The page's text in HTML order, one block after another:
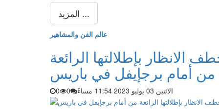
المزيد ...
عالم الفن والمشاهير
الانظار بإطلالتها الرائعة
من أمام برجإيفل في باريس
الاثنين 03 يوليو 2023 11:54 مساءً 0
0